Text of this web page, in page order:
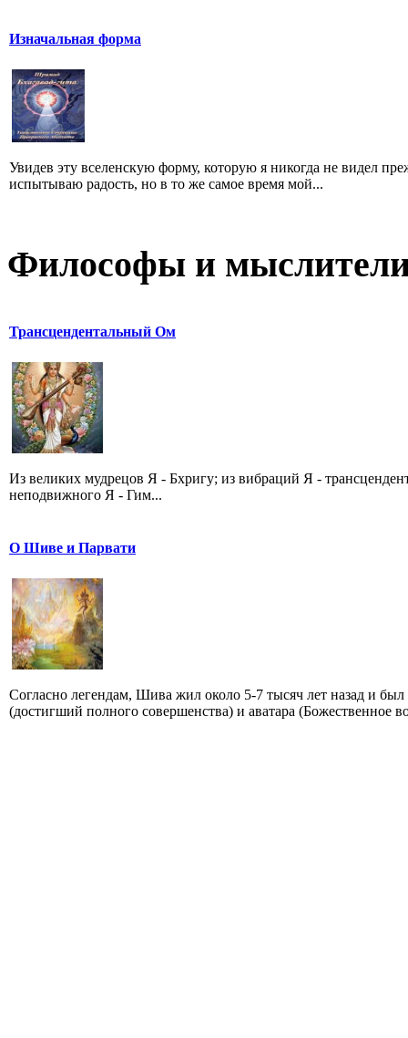
Изначальная форма
Увидев эту вселенскую форму, которую я никогда не видел
испытываю радость, но в то же самое время мой...
Философы и
Трансцендентальный Ом
Из великих мудрецов Я - Бхригу; из вибраций Я -
неподвижного Я - Гим...
О Шиве и Парвати
Согласно легендам, Шива жил около 5-7 тысяч лет назад и
(достигший полного совершенства) и аватара (Божественное